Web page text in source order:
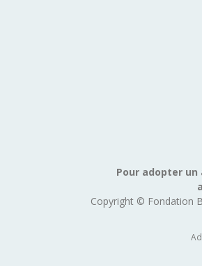
Pour adopter un
Copyright © Fondation